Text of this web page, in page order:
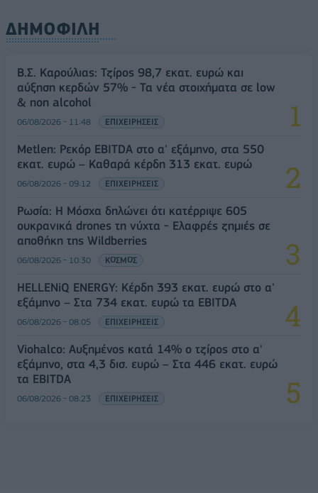
ΔΗΜΟΦΙΛΗ
Β.Σ. Καρούλιας: Τζίρος 98,7 εκατ. ευρώ και
αύξηση κερδών 57% - Τα νέα στοιχήματα σε low
& non alcohol
06/08/2026 - 11:48 ΕΠΙΧΕΙΡΗΣΕΙΣ
Metlen: Ρεκόρ EBITDA στο α' εξάμηνο, στα 550
εκατ. ευρώ – Καθαρά κέρδη 313 εκατ. ευρώ
06/08/2026 - 09:12 ΕΠΙΧΕΙΡΗΣΕΙΣ
Ρωσία: Η Μόσχα δηλώνει ότι κατέρριψε 605
ουκρανικά drones τη νύχτα - Ελαφρές ζημιές σε
αποθήκη της Wildberries
06/08/2026 - 10:30 ΚΟΣΜΟΣ
HELLENiQ ENERGY: Κέρδη 393 εκατ. ευρώ στο α'
εξάμηνο – Στα 734 εκατ. ευρώ τα EBITDA
06/08/2026 - 08:05 ΕΠΙΧΕΙΡΗΣΕΙΣ
Viohalco: Αυξημένος κατά 14% ο τζίρος στο α'
εξάμηνο, στα 4,3 δισ. ευρώ – Στα 446 εκατ. ευρώ
τα EBITDA
06/08/2026 - 08:23 ΕΠΙΧΕΙΡΗΣΕΙΣ